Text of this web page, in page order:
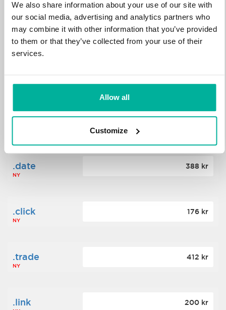
We also share information about your use of our site with
our social media, advertising and analytics partners who
may combine it with other information that you’ve provided
to them or that they’ve collected from your use of their
services.
Allow all
Customize
.win
NY
388 kr
.bid
NY
388 kr
.science 364 kr
.date
NY
388 kr
.click
NY
176 kr
.trade
NY
412 kr
.link 200 kr